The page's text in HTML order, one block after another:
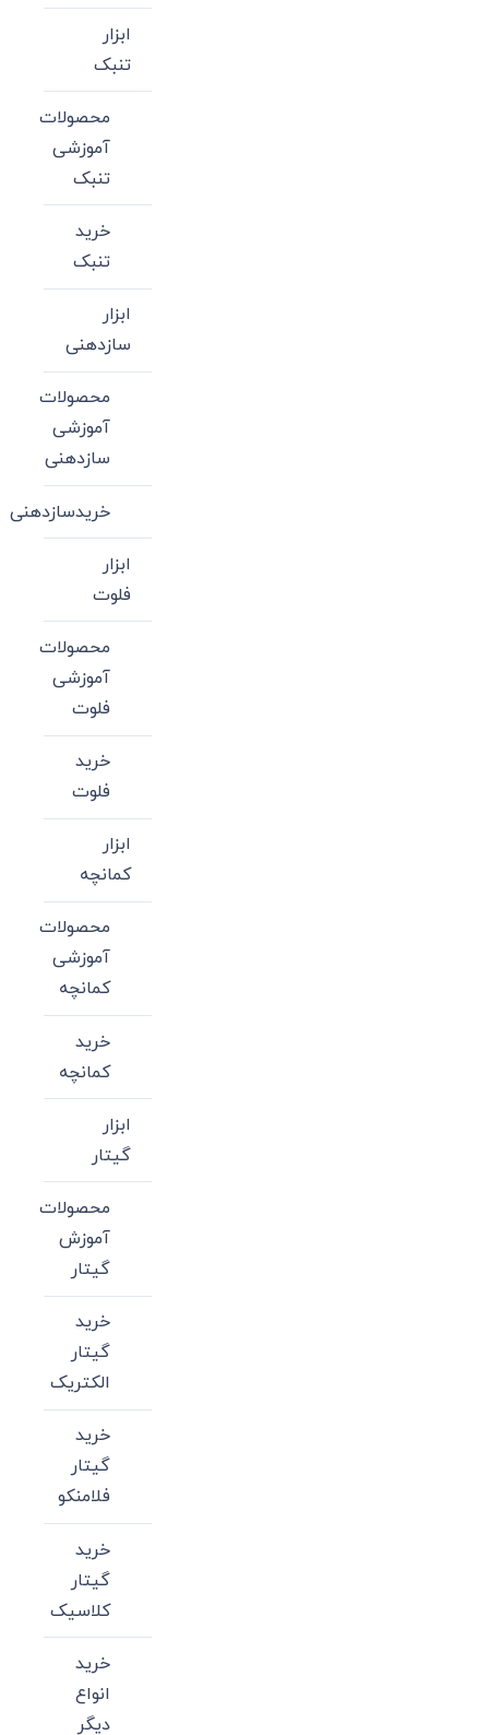
ابزار
تنبک
محصولات
آموزشی
تنبک
خرید
تنبک
ابزار
سازدهنی
محصولات
آموزشی
سازدهنی
خریدسازدهنی
ابزار
فلوت
محصولات
آموزشی
فلوت
خرید
فلوت
ابزار
کمانچه
محصولات
آموزشی
کمانچه
خرید
کمانچه
ابزار
گیتار
محصولات
آموزش
گیتار
خرید
گیتار
الکتریک
خرید
گیتار
فلامنکو
خرید
گیتار
کلاسیک
خرید
انواع
دیگر